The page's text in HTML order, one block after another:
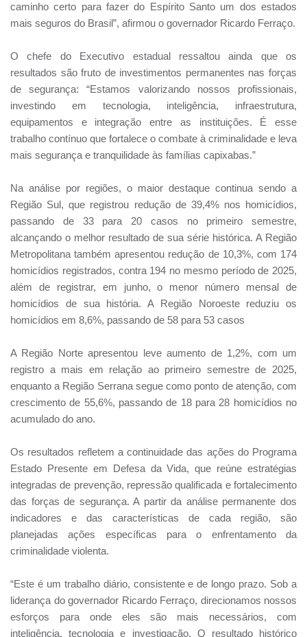
caminho certo para fazer do Espírito Santo um dos estados
mais seguros do Brasil”, afirmou o governador Ricardo Ferraço.
O chefe do Executivo estadual ressaltou ainda que os
resultados são fruto de investimentos permanentes nas forças
de segurança: “Estamos valorizando nossos profissionais,
investindo em tecnologia, inteligência, infraestrutura,
equipamentos e integração entre as instituições. É esse
trabalho contínuo que fortalece o combate à criminalidade e leva
mais segurança e tranquilidade às famílias capixabas.”
Na análise por regiões, o maior destaque continua sendo a
Região Sul, que registrou redução de 39,4% nos homicídios,
passando de 33 para 20 casos no primeiro semestre,
alcançando o melhor resultado de sua série histórica. A Região
Metropolitana também apresentou redução de 10,3%, com 174
homicídios registrados, contra 194 no mesmo período de 2025,
além de registrar, em junho, o menor número mensal de
homicídios de sua história. A Região Noroeste reduziu os
homicídios em 8,6%, passando de 58 para 53 casos
A Região Norte apresentou leve aumento de 1,2%, com um
registro a mais em relação ao primeiro semestre de 2025,
enquanto a Região Serrana segue como ponto de atenção, com
crescimento de 55,6%, passando de 18 para 28 homicídios no
acumulado do ano.
Os resultados refletem a continuidade das ações do Programa
Estado Presente em Defesa da Vida, que reúne estratégias
integradas de prevenção, repressão qualificada e fortalecimento
das forças de segurança. A partir da análise permanente dos
indicadores e das características de cada região, são
planejadas ações específicas para o enfrentamento da
criminalidade violenta.
“Este é um trabalho diário, consistente e de longo prazo. Sob a
liderança do governador Ricardo Ferraço, direcionamos nossos
esforços para onde eles são mais necessários, com
inteligência, tecnologia e investigação. O resultado histórico